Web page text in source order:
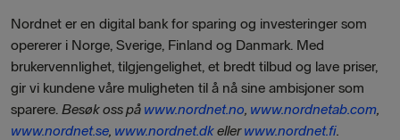
Nordnet er en digital bank for sparing og investeringer som
opererer i Norge, Sverige, Finland og Danmark. Med
brukervennlighet, tilgjengelighet, et bredt tilbud og lave priser,
gir vi kundene våre muligheten til å nå sine ambisjoner som
sparere. Besøk oss på www.nordnet.no, www.nordnetab.com,
www.nordnet.se, www.nordnet.dkellerwww.nordnet.fi.